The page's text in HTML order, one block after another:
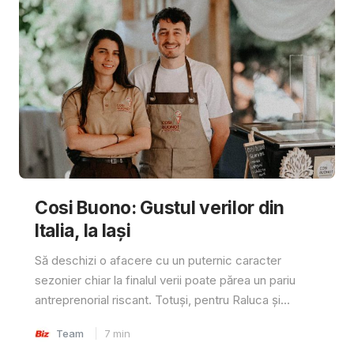
Cosi Buono: Gustul verilor din
Italia, la Iași
Să deschizi o afacere cu un puternic caracter
sezonier chiar la finalul verii poate părea un pariu
antreprenorial riscant. Totuși, pentru Raluca și...
Team 7 min